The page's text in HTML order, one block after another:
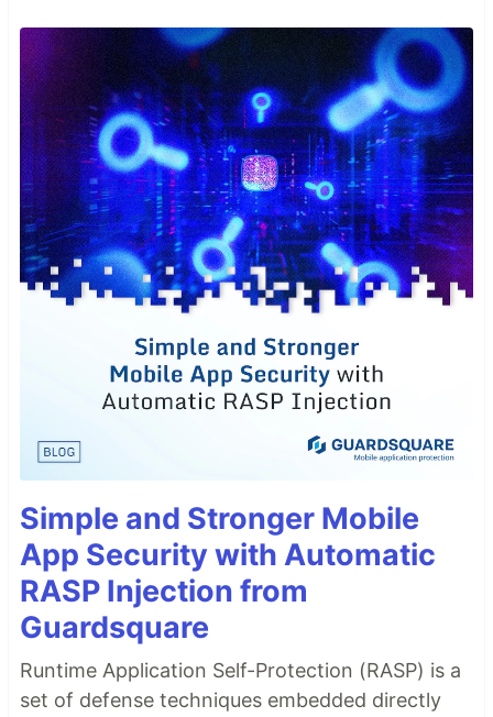
Simple and Stronger Mobile
App Security with Automatic
RASP Injection from
Guardsquare
Runtime Application Self-Protection (RASP) is a
set of defense techniques embedded directly